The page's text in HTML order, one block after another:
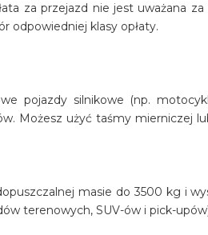
za przejazd nie jest uważana
odpowiedniej klasy opłaty.
pojazdy silnikowe (np.
Możesz użyć taśmy mierniczej
masie do 3500 kg i
terenowych, SUV-ów i pick-